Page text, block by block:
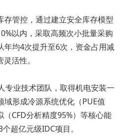
存管控，通过建立安全库存模型
以内，采取高频次小批量采购
年均4次提升至6次，资金占用减
活性。
专业技术团队，取得机电安装一
域形成冷源系统优化（PUE值
CFD分析精度95%）等核心能
超亿元级IDC项目。